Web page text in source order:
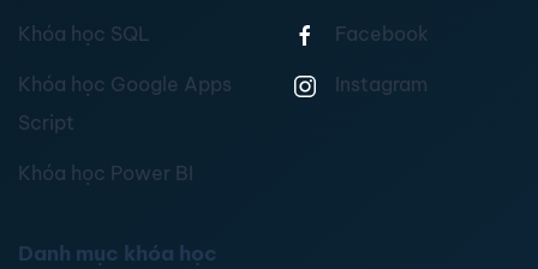
Khóa học SQL
Khóa học Google Apps
Script
Khóa học Power BI
Facebook
Instagram
Danh mục khóa học